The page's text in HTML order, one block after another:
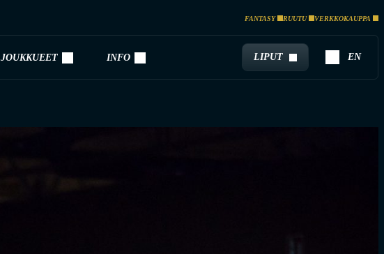
FANTASY RUUTU VERKKOKAUPPA
JOUKKUEET INFO LIPUT EN